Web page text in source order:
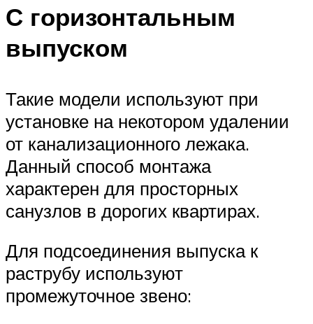
С горизонтальным
выпуском
Такие модели используют при
установке на некотором удалении
от канализационного лежака.
Данный способ монтажа
характерен для просторных
санузлов в дорогих квартирах.
Для подсоединения выпуска к
раструбу используют
промежуточное звено: